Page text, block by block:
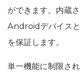
ができます。内蔵
Androidデバイス
を保証します。
単一機能に制限さ